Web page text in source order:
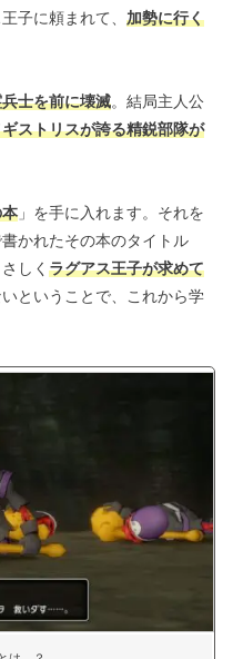
子に頼まれて、 加勢に行く
士を前に壊滅。結局主人公
ストリスが誇る精鋭部隊が
」を手に入れます。それを
書かれたその本のタイトル
しく ラグアス王子が求めて
ということで、これから学